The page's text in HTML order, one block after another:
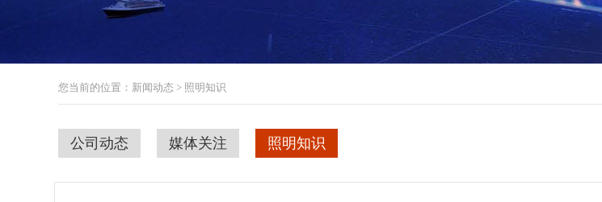
您当前的位置：新闻动态 > 照明知识
公司动态 媒体关注 照明知识